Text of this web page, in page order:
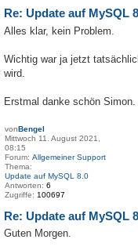
Re: Update auf MySQL
Alles klar, kein Problem.
Wichtig war ja jetzt
wird.
Erstmal danke schön Simon.
vonBengel
Mittwoch 11. August 2021,
08:15
Forum: Allgemeiner Support
Thema:
Update auf MySQL 8.0
Antworten: 6
Zugriffe: 100697
Re: Update auf MySQL
Guten Morgen.